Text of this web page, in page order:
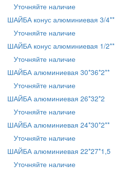
Уточняйте наличие
ШАЙБА конус алюминиевая 3/4**
Уточняйте наличие
ШАЙБА конус алюминиевая 1/2**
Уточняйте наличие
ШАЙБА алюминиевая 30*36*2**
Уточняйте наличие
ШАЙБА алюминиевая 26*32*2
Уточняйте наличие
ШАЙБА алюминиевая 24*30*2**
Уточняйте наличие
ШАЙБА алюминиевая 22*27*1,5
Уточняйте наличие